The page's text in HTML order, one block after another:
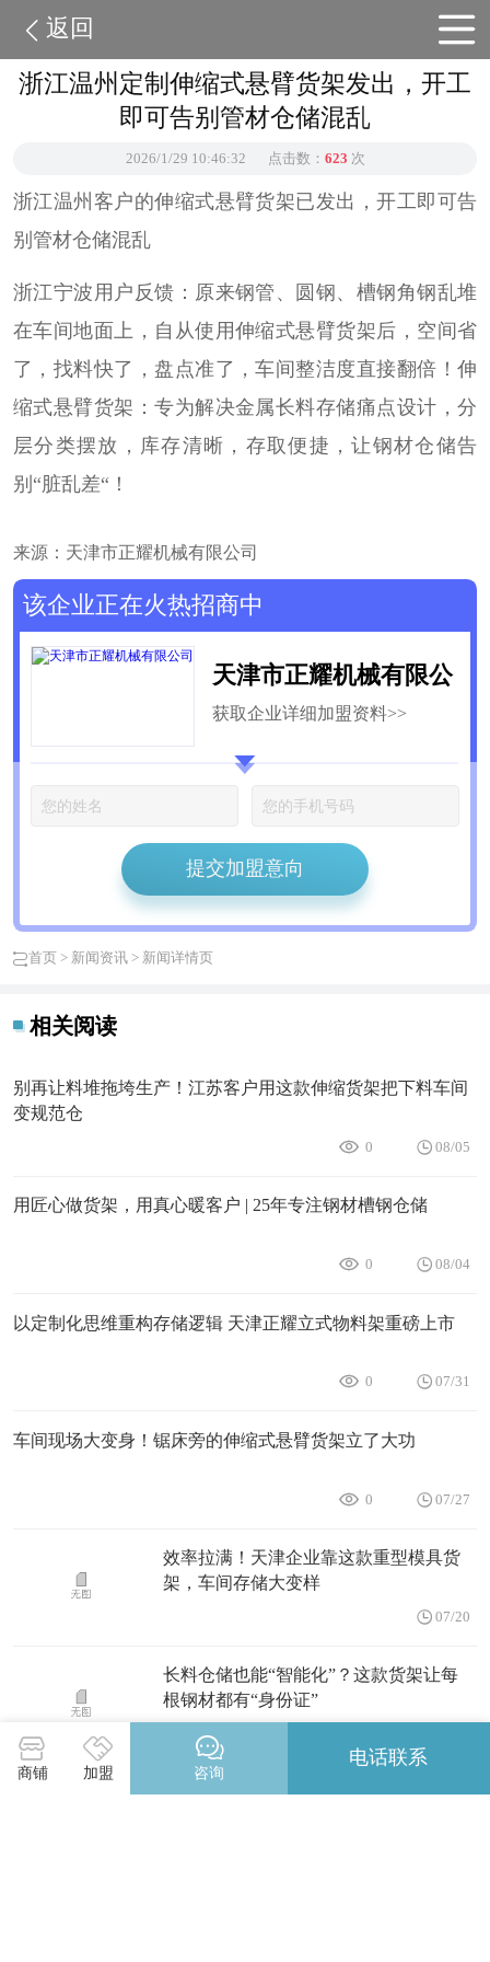
返回
浙江温州定制伸缩式悬臂货架发出，开工
即可告别管材仓储混乱
2026/1/29 10:46:32 点击数： 623 次
浙江温州客户的伸缩式悬臂货架已发出，开工即可告
别管材仓储混乱
浙江宁波用户反馈：原来钢管、圆钢、槽钢角钢乱堆
在车间地面上，自从使用伸缩式悬臂货架后，空间省
了，找料快了，盘点准了，车间整洁度直接翻倍！伸
缩式悬臂货架：专为解决金属长料存储痛点设计，分
层分类摆放，库存清晰，存取便捷，让钢材仓储告
别“脏乱差“！
来源：天津市正耀机械有限公司
该企业正在火热招商中
天津市正耀机械有限公
司
获取企业详细加盟资料>>
提交加盟意向
首页> 新闻资讯> 新闻详情页
相关阅读
别再让料堆拖垮生产！江苏客户用这款伸缩货架把下料车间
变规范仓
0 08/05
用匠心做货架，用真心暖客户 | 25年专注钢材槽钢仓储
0 08/04
以定制化思维重构存储逻辑 天津正耀立式物料架重磅上市
0 07/31
车间现场大变身！锯床旁的伸缩式悬臂货架立了大功
0 07/27
效率拉满！天津企业靠这款重型模具货
架，车间存储大变样
07/20
长料仓储也能“智能化”？这款货架让每
根钢材都有“身份证”
伸缩悬臂货架和普通货架区别在哪？
商铺 加盟 咨询
电话联系